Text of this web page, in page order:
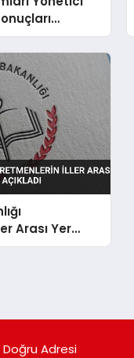
Arası Yer
Açıkladı
Adresi